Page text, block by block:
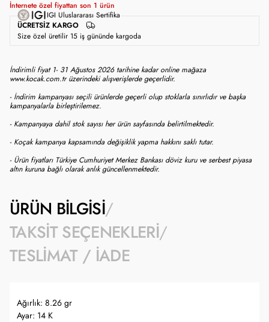
İnternete özel fiyattan son 1 ürün
ÜCRETSIZ KARGO
IGI Uluslararası Sertifika
Size özel üretilir 15 iş gününde kargoda
İndirimli fiyat 1- 31 Ağustos 2026 tarihine kadar online mağaza
www.kocak.com.tr üzerindeki alışverişlerde geçerlidir.
- İndirim kampanyası seçili ürünlerde geçerli olup stoklarla sınırlıdır ve başka
kampanyalarla birleştirilemez.
- Kampanyaya dahil stok sayısı her ürün sayfasında belirtilmektedir.
- Koçak kampanya kapsamında değişiklik yapma hakkını saklı tutar.
- Ürün fiyatları Türkiye Cumhuriyet Merkez Bankası döviz kuru ve serbest piyasa
altın kuruna bağlı olarak anlık güncellenmektedir.
ÜRÜN BILGISI
TAKSIT SEÇENEKLERI
TESLIMAT / İADE
Ağırlık: 8.26 gr
Ayar: 14 K